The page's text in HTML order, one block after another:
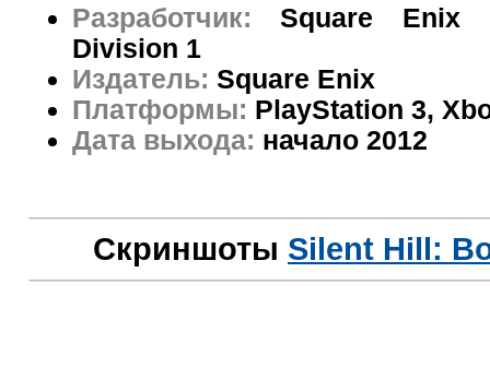
Разработчик:Square Enix
Division 1
Издатель: Square Enix
Платформы: PlayStation 3,
Дата выхода: начало 2012
Скриншоты Silent Hill: